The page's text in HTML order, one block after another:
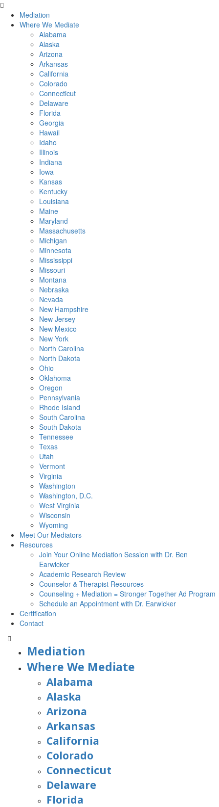
Mediation
Where We Mediate
Alabama
Alaska
Arizona
Arkansas
California
Colorado
Connecticut
Delaware
Florida
Georgia
Hawaii
Idaho
Illinois
Indiana
Iowa
Kansas
Kentucky
Louisiana
Maine
Maryland
Massachusetts
Michigan
Minnesota
Mississippi
Missouri
Montana
Nebraska
Nevada
New Hampshire
New Jersey
New Mexico
New York
North Carolina
North Dakota
Ohio
Oklahoma
Oregon
Pennsylvania
Rhode Island
South Carolina
South Dakota
Tennessee
Texas
Utah
Vermont
Virginia
Washington
Washington, D.C.
West Virginia
Wisconsin
Wyoming
Meet Our Mediators
Resources
Join Your Online Mediation Session with Dr. Ben
Earwicker
Academic Research Review
Counselor & Therapist Resources
Counseling + Mediation = Stronger Together Ad Program
Schedule an Appointment with Dr. Earwicker
Certification
Contact
Mediation
Where We Mediate
Alabama
Alaska
Arizona
Arkansas
California
Colorado
Connecticut
Delaware
Florida